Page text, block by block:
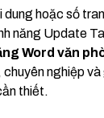
dung hoặc số
năng Update
Word văn
chuyên nghiệp
thiết.